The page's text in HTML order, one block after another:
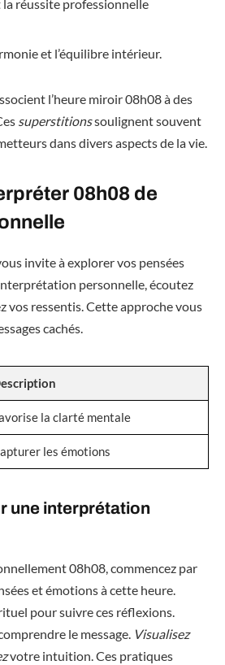
réussite professionnelle
et l’équilibre intérieur.
l’heure miroir 08h08 à des
superstitionssoulignent souvent
dans divers aspects de la vie.
08h08 de
invite à explorer vos pensées
personnelle, écoutez
ressentis. Cette approche vous
cachés.
la clarté mentale
les émotions
une interprétation
08h08, commencez par
et émotions à cette heure.
pour suivre ces réflexions.
le message. Visualisez
votre intuition. Ces pratiques